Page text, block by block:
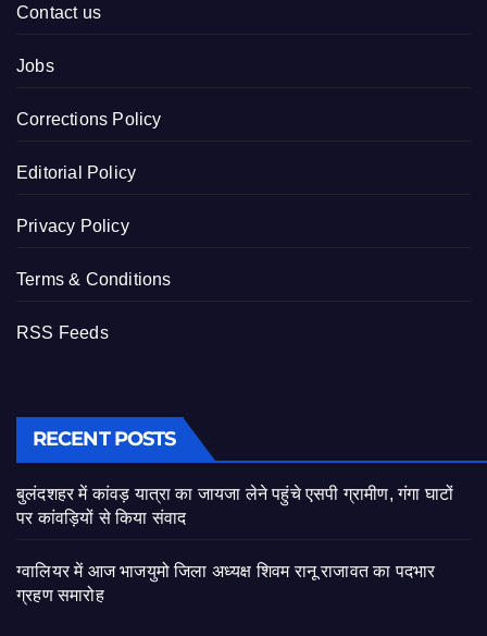
Contact us
Jobs
Corrections Policy
Editorial Policy
Privacy Policy
Terms & Conditions
RSS Feeds
RECENT POSTS
बुलंदशहर में कांवड़ यात्रा का जायजा लेने पहुंचे एसपी ग्रामीण, गंगा घाटों
पर कांवड़ियों से किया संवाद
ग्वालियर में आज भाजयुमो जिला अध्यक्ष शिवम रानू राजावत का पदभार
ग्रहण समारोह